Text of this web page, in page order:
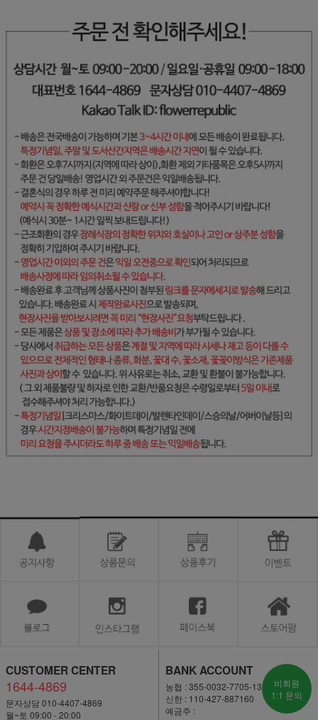
CUSTOMER CENTER
1644-4869
문자상담 010-4407-4869
월~토 09:00 - 20:00
BANK ACCOUNT
농협 : 355-0032-7705-13
신한 : 110-427-887160
예금주 :
비회원
1:1 문의